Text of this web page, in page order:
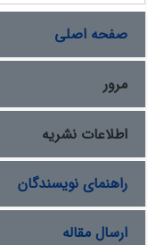
صفحه اصلی
مرور
اطلاعات نشریه
راهنمای نویسندگان
ارسال مقاله